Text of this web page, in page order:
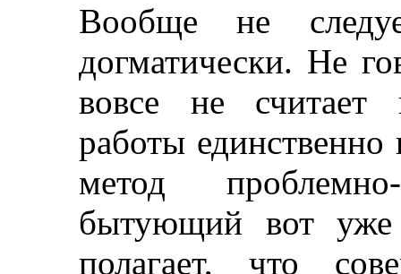
Вообще не
догматически. Не
вовсе не считает
работы
метод проблемно-
бытующий вот
полагает, что